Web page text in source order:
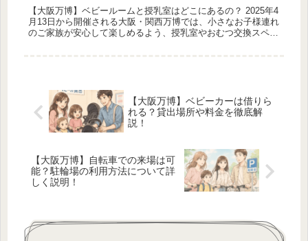
【大阪万博】ベビールームと授乳室はどこにあるの？ 2025年4
月13日から開催される大阪・関西万博では、小さなお子様連れ
のご家族が安心して楽しめるよう、授乳室やおむつ交換スペー
【大阪万博】ベビーカーは借りら
れる？貸出場所や料金を徹底解
説！
【大阪万博】自転車での来場は可
能？駐輪場の利用方法について詳
しく説明！